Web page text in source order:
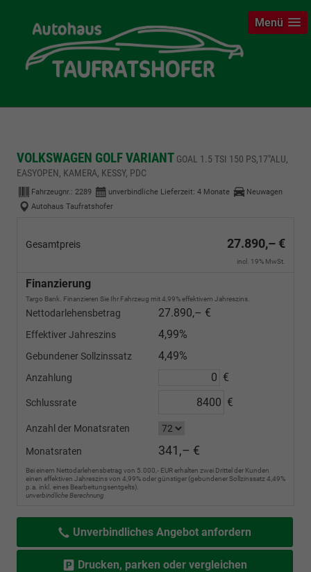
Menü
VOLKSWAGEN GOLF VARIANT GOAL 1.5 TSI 150 PS,17"ALU,
EASYOPEN, KAMERA, KESSY, PDC
Fahrzeugnr.: 2289 unverbindliche Lieferzeit: 4 Monate
Neuwagen
Autohaus Taufratshofer
Gesamtpreis 27.890,– €
incl. 19% MwSt.
Finanzierung
Targo Bank. Finanzieren Sie Ihr Fahrzeug mit 4,99% effektivem Jahreszins.
Nettodarlehensbetrag 27.890,– €
Effektiver Jahreszins 4,99%
Gebundener Sollzinssatz 4,49%
Anzahlung €
Schlussrate €
Anzahl der Monatsraten
Monatsraten 341,– €
Bei einem Nettodarlehensbetrag von 5.000,- EUR erhalten zwei Drittel der Kunden
einen effektiven Jahreszins von 4,99% oder günstiger (gebundener Sollzinssatz 4,49%
p.a. inkl. eines Bearbeitungsentgelts).
unverbindliche Berechnung
Unverbindliches Angebot anfordern
Drucken, parken oder vergleichen